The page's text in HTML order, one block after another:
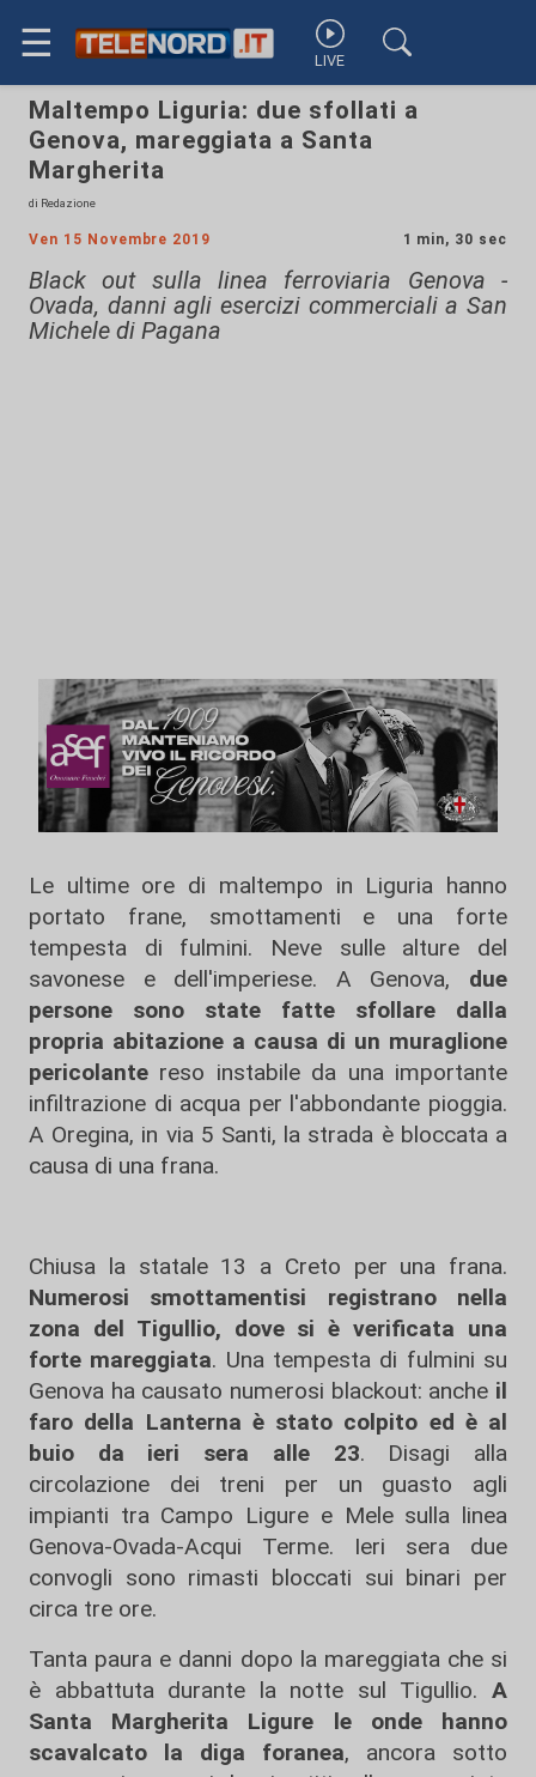
☰ LIVE
Maltempo Liguria: due sfollati a
Genova, mareggiata a Santa
Margherita
di Redazione
Ven 15 Novembre 2019 1 min, 30 sec
Black out sulla linea ferroviaria Genova -
Ovada, danni agli esercizi commerciali a San
Michele di Pagana
Le ultime ore di maltempo in Liguria hanno
portato frane, smottamenti e una forte
tempesta di fulmini. Neve sulle alture del
savonese e dell'imperiese. A Genova, due
persone sono state fatte sfollare dalla
propria abitazione a causa di un muraglione
pericolante reso instabile da una importante
infiltrazione di acqua per l'abbondante pioggia.
A Oregina, in via 5 Santi, la strada è bloccata a
causa di una frana.
Chiusa la statale 13 a Creto per una frana.
Numerosi smottamentisi registrano nella
zona del Tigullio, dove si è verificata una
forte mareggiata. Una tempesta di fulmini su
Genova ha causato numerosi blackout: anche il
faro della Lanterna è stato colpito ed è al
buio da ieri sera alle 23. Disagi alla
circolazione dei treni per un guasto agli
impianti tra Campo Ligure e Mele sulla linea
Genova-Ovada-Acqui Terme. Ieri sera due
convogli sono rimasti bloccati sui binari per
circa tre ore.
Tanta paura e danni dopo la mareggiata che si
è abbattuta durante la notte sul Tigullio. A
Santa Margherita Ligure le onde hanno
scavalcato la diga foranea, ancora sotto